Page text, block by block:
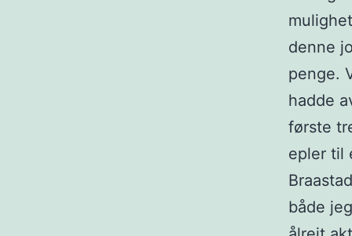
denne
penge.
hadde
første
epler til
både